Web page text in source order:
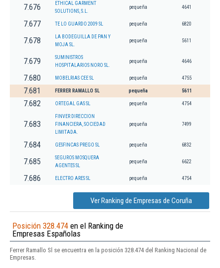
7.676
ETHICAL GARMENT
SOLUTIONS, S.L.
pequeña 4641
7.677 TE LO GUARDO 2009 SL pequeña 6820
7.678
LA BODEGUILLA DE PAN Y
MOJA SL.
pequeña 5611
7.679
SUMINISTROS
HOSPITALARIOS NORO SL.
pequeña 4646
7.680 MOBELRIAS CEE SL pequeña 4755
7.681 FERRER RAMALLO SL pequeña 5611
7.682 ORTEGAL GAS SL pequeña 4754
7.683
FINVER DIRECCION
FINANCIERA, SOCIEDAD
LIMITADA.
pequeña 7499
7.684 GESFINCAS PREGO SL pequeña 6832
7.685
SEGUROS MOSQUERA
AGENTES SL
pequeña 6622
7.686 ELECTRO ARES SL pequeña 4754
Ver Ranking de Empresas de Coruña
Posición 328.474 en el Ranking de
Empresas Españolas
Ferrer Ramallo Sl se encuentra en la posición 328.474 del Ranking Nacional de
Empresas.